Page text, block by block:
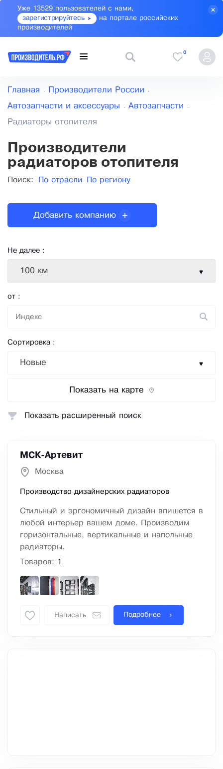
Уже 13529 пользователей с нами,
зарегистрируйтесь
на портале российских
производителей
0
Главная Производители России
Автозапчасти и аксессуары Автозапчасти
Радиаторы отопителя
Производители
радиаторов отопителя
Поиск: По отрасли По региону
Не далее :
100 км
от :
Сортировка :
Новые
Показать на карте
Добавить компанию
МСК-Артевит
Москва
Производство дизайнерских радиаторов
Стильный и эргономичный дизайн впишется в
любой интерьер вашем доме. Производим
горизонтальные, вертикальные и напольные
радиаторы.
Товаров: 1
Написать Подробнее
Показать расширенный поиск